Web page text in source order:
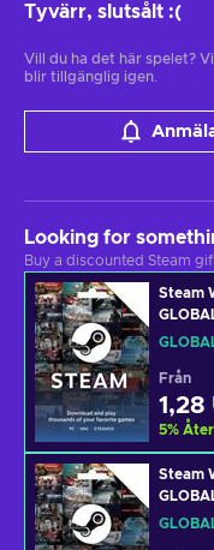
Tyvärr, slutsålt :(
Vill du ha det här spelet?
blir tillgänglig igen.
Looking for
Buy a discounted Steam
Steam
Från
1,28
5%
Steam